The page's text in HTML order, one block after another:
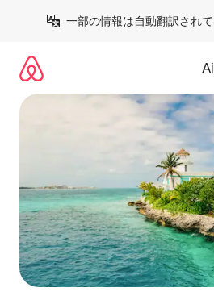
一部の情報は自動翻訳されて